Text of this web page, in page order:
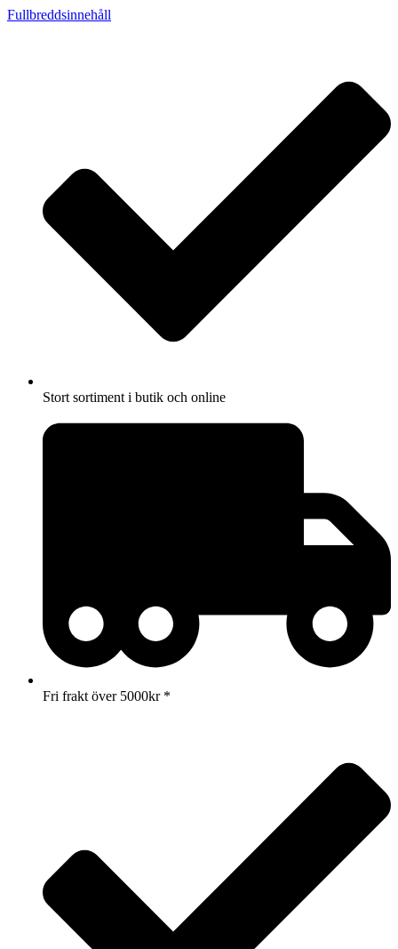
Fullbreddsinnehåll
Stort sortiment i butik och online
Fri frakt över 5000kr *